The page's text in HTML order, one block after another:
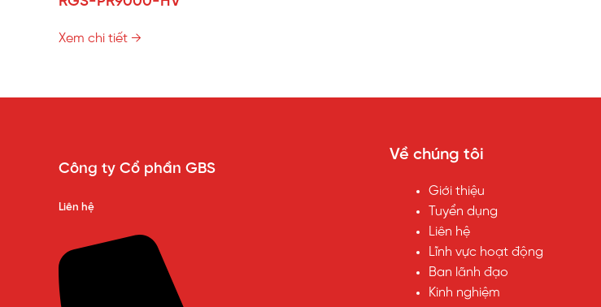
Xem chi tiết →
Công ty Cổ phần GBS
Liên hệ
Về chúng tôi
Giới thiệu
Tuyển dụng
Liên hệ
Lĩnh vực hoạt động
Ban lãnh đạo
Kinh nghiệm